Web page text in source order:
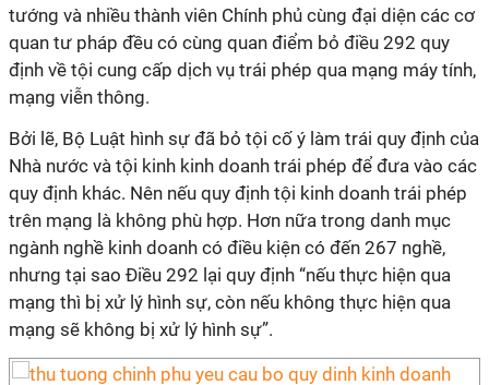
tướng và nhiều thành viên Chính phủ cùng đại diện các cơ
quan tư pháp đều có cùng quan điểm bỏ điều 292 quy
định về tội cung cấp dịch vụ trái phép qua mạng máy tính,
mạng viễn thông.
Bởi lẽ, Bộ Luật hình sự đã bỏ tội cố ý làm trái quy định của
Nhà nước và tội kinh kinh doanh trái phép để đưa vào các
quy định khác. Nên nếu quy định tội kinh doanh trái phép
trên mạng là không phù hợp. Hơn nữa trong danh mục
ngành nghề kinh doanh có điều kiện có đến 267 nghề,
nhưng tại sao Điều 292 lại quy định “nếu thực hiện qua
mạng thì bị xử lý hình sự, còn nếu không thực hiện qua
mạng sẽ không bị xử lý hình sự”.